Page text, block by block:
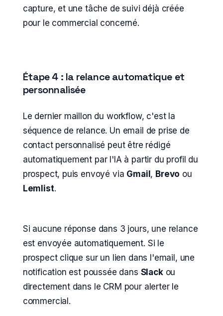
capture, et une tâche de suivi déjà créée
pour le commercial concerné.
Étape 4 : la relance automatique et
personnalisée
Le dernier maillon du workflow, c'est la
séquence de relance. Un email de prise de
contact personnalisé peut être rédigé
automatiquement par l'IA à partir du profil du
prospect, puis envoyé via Gmail , Brevo ou
Lemlist.
Si aucune réponse dans 3 jours, une relance
est envoyée automatiquement. Si le
prospect clique sur un lien dans l'email, une
notification est poussée dans Slackou
directement dans le CRM pour alerter le
commercial.